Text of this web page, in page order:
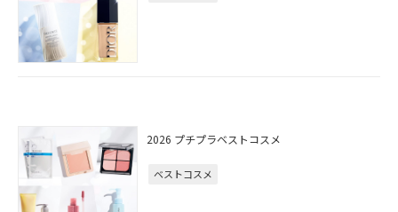
2026 プチプラベストコスメ
ベストコスメ